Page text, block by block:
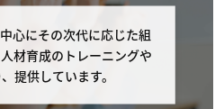
催初日の11営業日前まで
番号：03-6408-2488、受
心にその次代に応じた組
材育成のトレーニングや
提供しています。